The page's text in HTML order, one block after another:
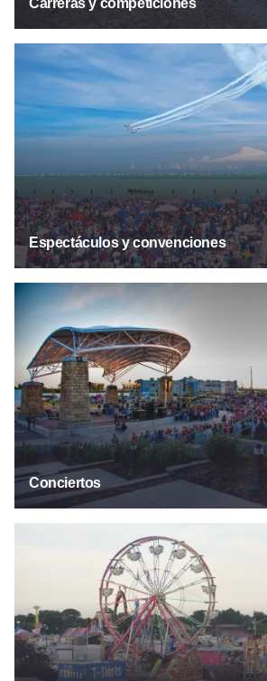
Espectáculos y convenciones
Espectáculos y convenciones
Conciertos
Conciertos